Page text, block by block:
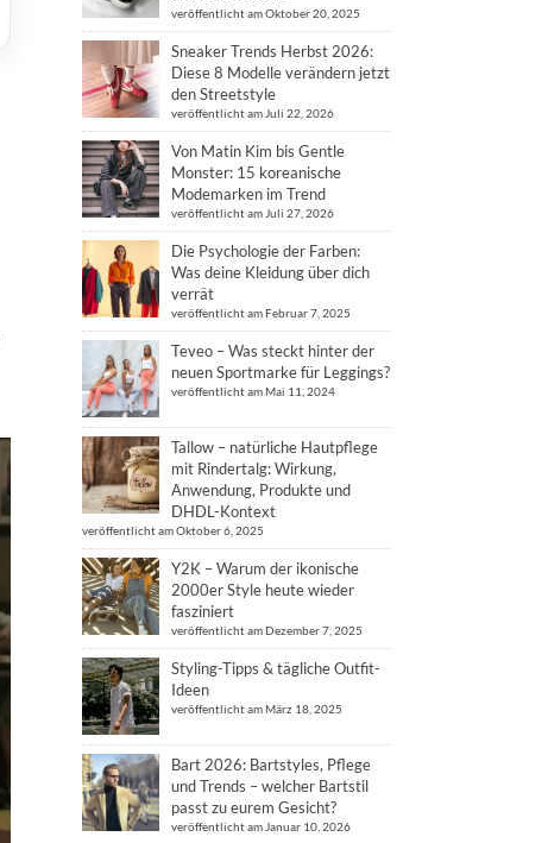
veröffentlicht am Oktober 20, 2025
Sneaker Trends Herbst 2026:
Diese 8 Modelle verändern jetzt
den Streetstyle
veröffentlicht am Juli 22, 2026
Von Matin Kim bis Gentle
Monster: 15 koreanische
Modemarken im Trend
veröffentlicht am Juli 27, 2026
Die Psychologie der Farben:
Was deine Kleidung über dich
verrät
veröffentlicht am Februar 7, 2025
Teveo – Was steckt hinter der
neuen Sportmarke für Leggings?
veröffentlicht am Mai 11, 2024
Tallow – natürliche Hautpflege
mit Rindertalg: Wirkung,
Anwendung, Produkte und
DHDL-Kontext
veröffentlicht am Oktober 6, 2025
Y2K – Warum der ikonische
2000er Style heute wieder
fasziniert
veröffentlicht am Dezember 7, 2025
Styling-Tipps & tägliche Outfit-
Ideen
veröffentlicht am März 18, 2025
Bart 2026: Bartstyles, Pflege
und Trends – welcher Bartstil
passt zu eurem Gesicht?
veröffentlicht am Januar 10, 2026